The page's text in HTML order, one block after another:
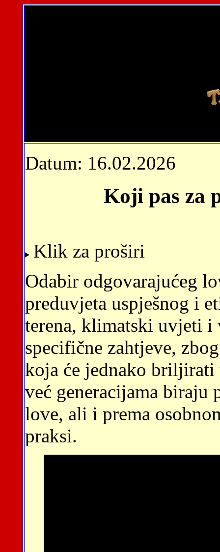
Datum: 16.02.2026
Koji pas za
Klik za proširi
Odabir odgovarajućeg
preduvjeta uspješnog i
terena, klimatski uvjeti i
specifične zahtjeve,
koja će jednako
već generacijama biraju
love, ali i prema
praksi.